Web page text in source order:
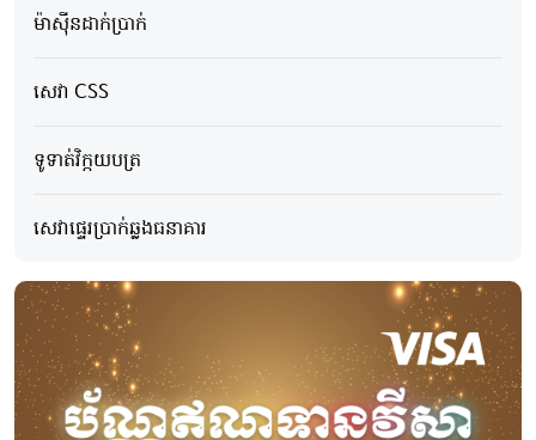
ម៉ាស៊ីនដាក់ប្រាក់
សេវា CSS
ទូទាត់វិក្កយបត្រ
សេវាផ្ទេរប្រាក់ឆ្លងធនាគារ